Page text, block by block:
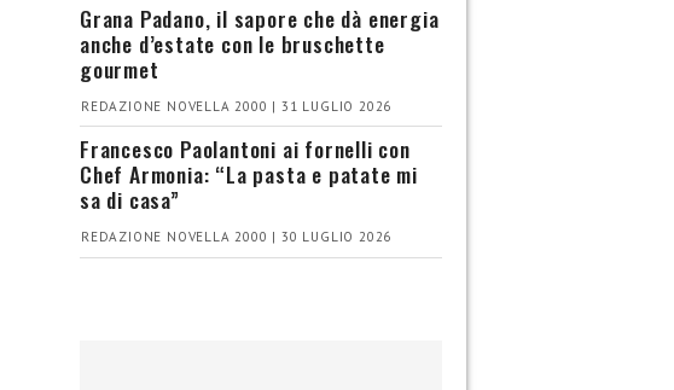
Grana Padano, il sapore che dà energia
anche d’estate con le bruschette
gourmet
REDAZIONE NOVELLA 2000 | 31 LUGLIO 2026
Francesco Paolantoni ai fornelli con
Chef Armonia: “La pasta e patate mi
sa di casa”
REDAZIONE NOVELLA 2000 | 30 LUGLIO 2026